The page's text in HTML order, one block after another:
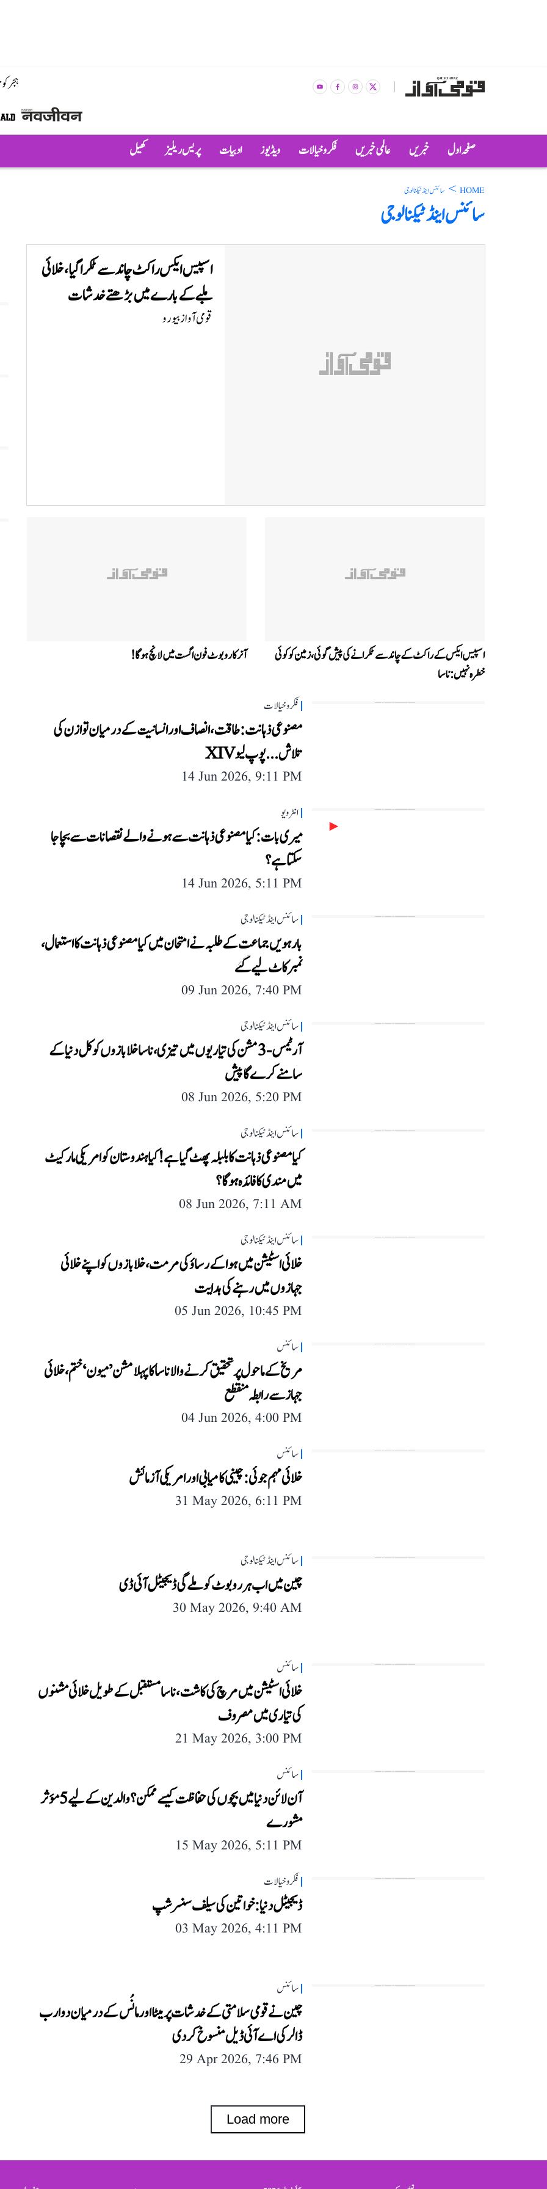
ہجر
صفحہ اول خبریں عالمی خبریں فکر و خیالات ویڈیوز ادبیات پریس ریلیز کھیل
HOME
> سائنس اینڈ ٹیکنالوجی
سائنس اینڈ ٹیکنالوجی
اسپیس ایکس راکٹ چاند سے ٹکرا گیا، خلائی
ملبے کے بارے میں بڑھتے خدشات
قومی آواز بیورو
اسپیس ایکس کے راکٹ کے چاند سے ٹکرانے کی پیش گوئی، زمین کو کوئی
خطرہ نہیں: ناسا
آنر کا روبوٹ فون اگست میں لانچ ہوگا!
فکر و خیالات
مصنوعی ذہانت: طاقت، انصاف اور انسانیت کے درمیان توازن کی
تلاش...پوپ لیو XIV
14 Jun 2026, 9:11 PM
انٹرویو
میری بات: کیا مصنوعی ذہانت سے ہونے والے نقصانات سے بچا جا
سکتا ہے؟
14 Jun 2026, 5:11 PM
سائنس اینڈ ٹیکنالوجی
بارہویں جماعت کے طلبہ نے امتحان میں کیا مصنوعی ذہانت کا استعمال،
نمبر کاٹ لیے گئے
09 Jun 2026, 7:40 PM
سائنس اینڈ ٹیکنالوجی
آرٹیمس-3 مشن کی تیاریوں میں تیزی، ناسا خلابازوں کو کل دنیا کے
سامنے کرے گا پیش
08 Jun 2026, 5:20 PM
سائنس اینڈ ٹیکنالوجی
کیا مصنوعی ذہانت کا بلبلہ پھٹ گیا ہے! کیا ہندوستان کو امریکی مارکیٹ
میں مندی کا فائدہ ہوگا؟
08 Jun 2026, 7:11 AM
سائنس اینڈ ٹیکنالوجی
خلائی اسٹیشن میں ہوا کے رساؤ کی مرمت، خلا بازوں کو اپنے خلائی
جہازوں میں رہنے کی ہدایت
05 Jun 2026, 10:45 PM
سائنس
مریخ کے ماحول پر تحقیق کرنے والا ناسا کا پہلا مشن ’میون‘ ختم، خلائی
جہاز سے رابطہ منقطع
04 Jun 2026, 4:00 PM
سائنس
خلائی مہم جوئی: چینی کامیابی اور امریکی آزمائش
31 May 2026, 6:11 PM
سائنس اینڈ ٹیکنالوجی
چین میں اب ہر روبوٹ کوملے گی ڈیجیٹل آئی ڈی
30 May 2026, 9:40 AM
سائنس
خلائی اسٹیشن میں مرچ کی کاشت، ناسا مستقبل کے طویل خلائی مشنوں
کی تیاری میں مصروف
21 May 2026, 3:00 PM
سائنس
آن لائن دنیا میں بچوں کی حفاظت کیسے ممکن؟ والدین کے لیے 5 مؤثر
مشورے
15 May 2026, 5:11 PM
فکر و خیالات
ڈیجیٹل دنیا: خواتین کی سیلف سنسرشپ
03 May 2026, 4:11 PM
سائنس
چین نے قومی سلامتی کے خدشات پر میٹا اور مانُس کے درمیان دو ارب
ڈالر کی اے آئی ڈیل منسوخ کر دی
29 Apr 2026, 7:46 PM
Load more